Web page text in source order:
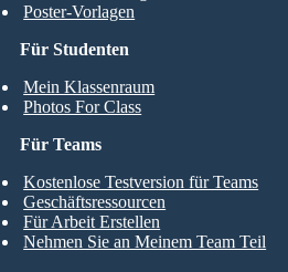
Für Studenten
Mein Klassenraum
Photos For Class
Poster-Vorlagen
Für Teams
Kostenlose Testversion für Teams
Geschäftsressourcen
Für Arbeit Erstellen
Nehmen Sie an Meinem Team Teil